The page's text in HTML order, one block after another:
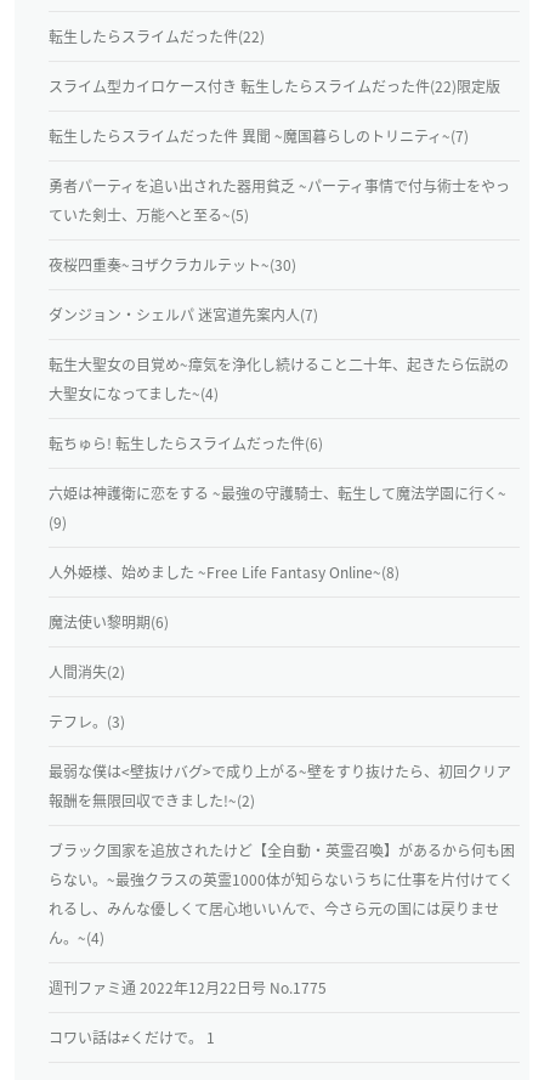
転生したらスライムだった件(22)
スライム型カイロケース付き 転生したらスライムだった件(22)限定版
転生したらスライムだった件 異聞 ~魔国暮らしのトリニティ~(7)
勇者パーティを追い出された器用貧乏 ~パーティ事情で付与術士をやっ
ていた剣士、万能へと至る~(5)
夜桜四重奏~ヨザクラカルテット~(30)
ダンジョン・シェルパ 迷宮道先案内人(7)
転生大聖女の目覚め~瘴気を浄化し続けること二十年、起きたら伝説の
大聖女になってました~(4)
転ちゅら! 転生したらスライムだった件(6)
六姫は神護衛に恋をする ~最強の守護騎士、転生して魔法学園に行く~
(9)
人外姫様、始めました ~Free Life Fantasy Online~(8)
魔法使い黎明期(6)
人間消失(2)
テフレ。(3)
最弱な僕は<壁抜けバグ>で成り上がる~壁をすり抜けたら、初回クリア
報酬を無限回収できました!~(2)
ブラック国家を追放されたけど【全自動・英霊召喚】があるから何も困
らない。~最強クラスの英霊1000体が知らないうちに仕事を片付けてく
れるし、みんな優しくて居心地いいんで、今さら元の国には戻りませ
ん。~(4)
週刊ファミ通 2022年12月22日号 No.1775
コワい話は≠くだけで。 1